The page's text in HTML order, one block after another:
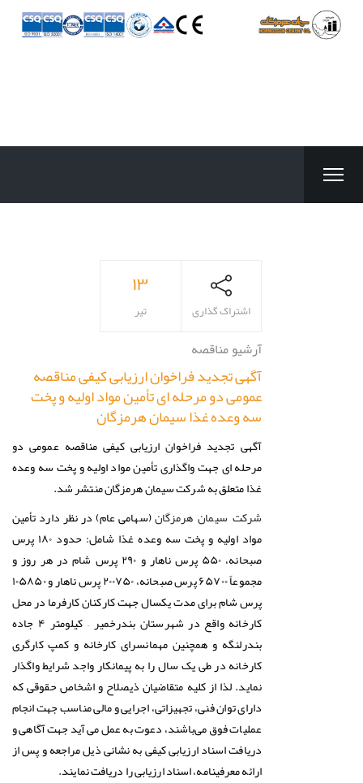
۱۳
تیر اشتراک گذاری
آرشیو مناقصه
آگهی تجدید فراخوان ارزیابی کیفی مناقصه
عمومی دو مرحله ای تأمین مواد اولیه و پخت
سه وعده غذا سیمان هرمزگان
آگهی تجدید فراخوان ارزیابی کیفی مناقصه عمومی دو
مرحله ای جهت واگذاری تأمین مواد اولیه و پخت سه وعده
غذا متعلق به شرکت سیمان هرمزگان منتشر شد.
شرکت سیمان هرمزگان (سهامی عام) در نظر دارد تأمین
مواد اولیه و پخت سه وعده غذا شامل: حدود ۱۸۰ پرس
صبحانه، ۵۵۰ پرس ناهار و ۲۹۰ پرس شام در هر روز و
مجموعاً ۶۵۷۰۰ پرس صبحانه، ۲۰۰۷۵۰ پرس ناهار و ۱۰۵۸۵۰
پرس شام برای مدت یکسال جهت کارکنان کارفرما در محل
کارخانه واقع در شهرستان بندرخمیر – کیلومتر ۴ جاده
بندرلنگه و همچنین مهمانسرای کارخانه و کمپ کارگری
کارخانه در طی یک سال را به پیمانکار واجد شرایط واگذار
نماید. لذا از کلیه متقاضیان ذیصلاح و اشخاص حقوقی که
دارای توان فنی، تجهیزاتی، اجرایی و مالی مناسب جهت انجام
عملیات فوق می‌باشند، دعوت به عمل می آید جهت آگاهی و
دریافت اسناد ارزیابی کیفی به نشانی ذیل مراجعه و پس از
ارائه معرفینامه، اسناد ارزیابی را دریافت نمایند.